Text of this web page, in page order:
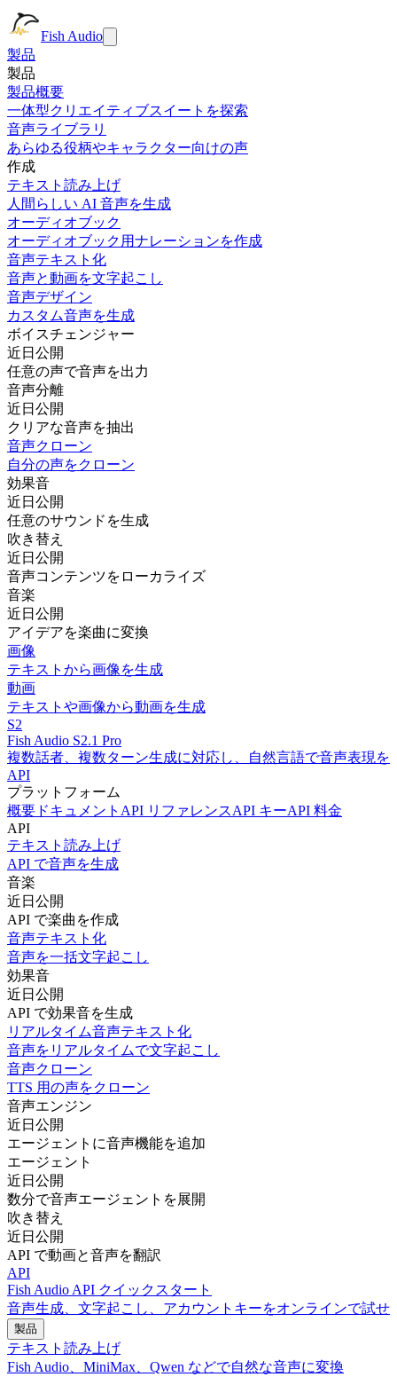
Fish Audio
製品
製品
製品概要
一体型クリエイティブスイートを探索
音声ライブラリ
あらゆる役柄やキャラクター向けの声
作成
テキスト読み上げ
人間らしい AI 音声を生成
オーディオブック
オーディオブック用ナレーションを作成
音声テキスト化
音声と動画を文字起こし
音声デザイン
カスタム音声を生成
ボイスチェンジャー
近日公開
任意の声で音声を出力
音声分離
近日公開
クリアな音声を抽出
音声クローン
自分の声をクローン
効果音
近日公開
任意のサウンドを生成
吹き替え
近日公開
音声コンテンツをローカライズ
音楽
近日公開
アイデアを楽曲に変換
画像
テキストから画像を生成
動画
テキストや画像から動画を生成
S2
Fish Audio S2.1 Pro
複数話者、複数ターン生成に対応し、自然言語で音声表現を
API
プラットフォーム
概要 ドキュメント API リファレンスAPI キーAPI 料金
API
テキスト読み上げ
API で音声を生成
音楽
近日公開
API で楽曲を作成
音声テキスト化
音声を一括文字起こし
効果音
近日公開
API で効果音を生成
リアルタイム音声テキスト化
音声をリアルタイムで文字起こし
音声クローン
TTS 用の声をクローン
音声エンジン
近日公開
エージェントに音声機能を追加
エージェント
近日公開
数分で音声エージェントを展開
吹き替え
近日公開
API で動画と音声を翻訳
API
Fish Audio API クイックスタート
音声生成、文字起こし、アカウントキーをオンラインで試せ
製品
テキスト読み上げ
Fish Audio、MiniMax、Qwen などで自然な音声に変換